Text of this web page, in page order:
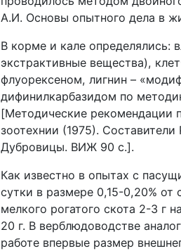
А.И. Основы опытного дела в
В корме и кале определялись:
экстрактивные вещества),
флуорексеном, лигнин –
дифинилкарбазидом по
[Методические рекомендации
зоотехнии (1975).
Дубровицы. ВИЖ 90 с.].
Как известно в опытах с
сутки в размере 0,15-0,20% от
мелкого рогатого скота 2-3 г
20 г. В верблюдоводстве
работе впервые размер